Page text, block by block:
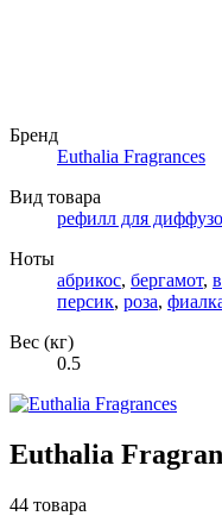
Бренд
Euthalia Fragrances
Вид товара
рефилл для
Ноты
абрикос, бергамот,
персик, роза,
Вес (кг)
0.5
Euthalia
44 товара